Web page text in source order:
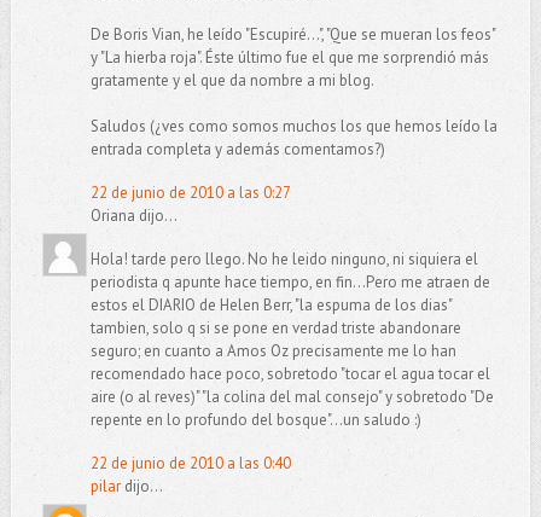
De Boris Vian, he leído "Escupiré...", "Que se mueran los feos"
y "La hierba roja". Éste último fue el que me sorprendió más
gratamente y el que da nombre a mi blog.
Saludos (¿ves como somos muchos los que hemos leído la
entrada completa y además comentamos?)
22 de junio de 2010 a las 0:27
Oriana dijo...
Hola! tarde pero llego. No he leido ninguno, ni siquiera el
periodista q apunte hace tiempo, en fin...Pero me atraen de
estos el DIARIO de Helen Berr, "la espuma de los dias"
tambien, solo q si se pone en verdad triste abandonare
seguro; en cuanto a Amos Oz precisamente me lo han
recomendado hace poco, sobretodo "tocar el agua tocar el
aire (o al reves)" "la colina del mal consejo" y sobretodo "De
repente en lo profundo del bosque"...un saludo :)
22 de junio de 2010 a las 0:40
pilardijo...